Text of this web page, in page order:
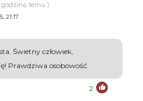
temu )
21:17
Świetny człowiek,
Prawdziwa osobowość.
2